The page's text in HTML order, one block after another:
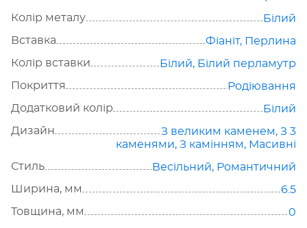
Колір металу
Білий
Вставка
Фіаніт, Перлина
Колір вставки
Білий, Білий перламутр
Покриття
Родіювання
Додатковий колір
Білий
Дизайн
З великим каменем, З 3
каменями, З камінням, Масивні
Стиль
Весільний, Романтичний
Ширина, мм
6.5
Товщина, мм
0